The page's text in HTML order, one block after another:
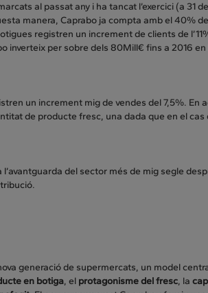
al passat any i ha tancat l’exercici (a 31
manera, Caprabo ja compta amb el 40%
registren un increment de clients de
inverteix per sobre dels 80Mill€ fins a 2016
un increment mig de vendes del 7,5%. En
de producte fresc, una dada que en el cas
del sector més de mig segle
generació de supermercats, un model
en botiga, el protagonisme del fresc, la